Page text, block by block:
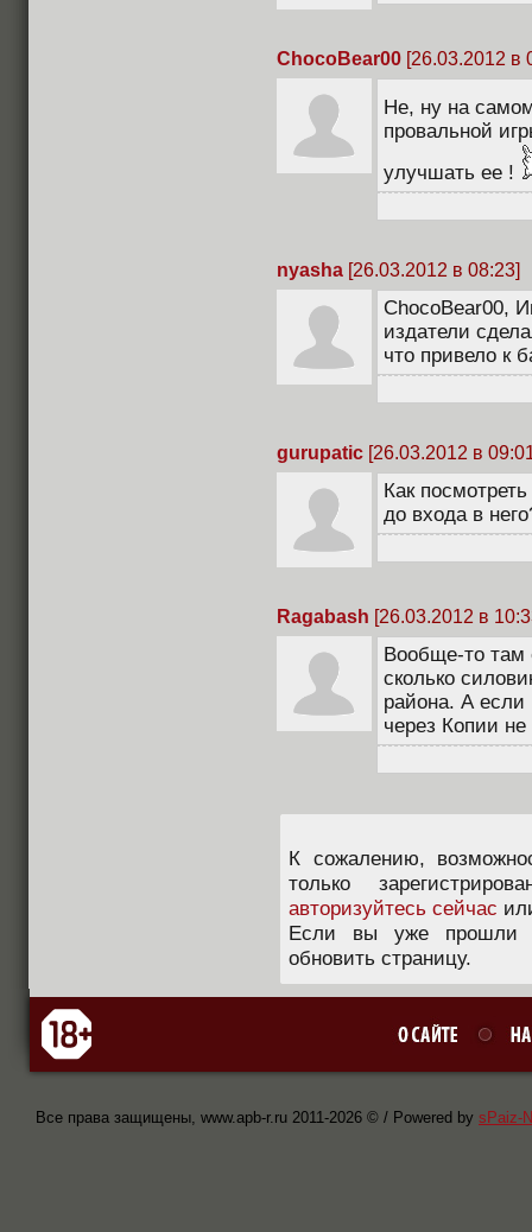
ChocoBear00 [26.03.2012 в
Не, ну на
провальной
улучшать ее !
nyasha [26.03.2012 в 08:23]
ChocoBear00,
издатели
что привело к
gurupatic [26.03.2012 в
Как
до входа в
Ragabash [26.03.2012 в
Вообще-то там
сколько
района. А если
через Копии не
К сожалению,
только
авторизуйтесь сейчас
Если вы уже прошли
обновить страницу.
Все права защищены, www.apb-r.ru 2011-2026 © / Powered by sPaiz-